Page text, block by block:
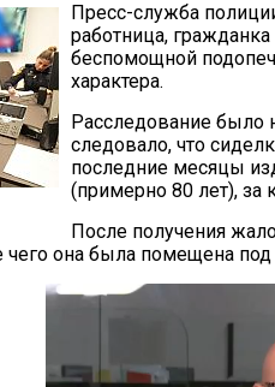
Пресс-служба
работница,
беспомощной
характера.
Расследование было
следовало, что
последние месяцы
(примерно 80 лет), за
После получения
чего она была помещена под